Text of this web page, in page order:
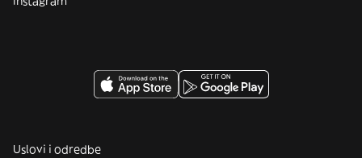
Uslovi i odredbe